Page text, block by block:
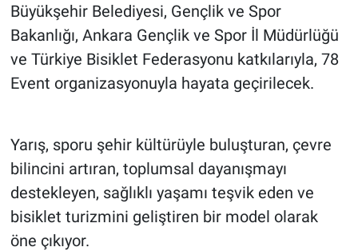
Büyükşehir Belediyesi, Gençlik ve Spor
Bakanlığı, Ankara Gençlik ve Spor İl Müdürlüğü
ve Türkiye Bisiklet Federasyonu katkılarıyla, 78
Event organizasyonuyla hayata geçirilecek.
Yarış, sporu şehir kültürüyle buluşturan, çevre
bilincini artıran, toplumsal dayanışmayı
destekleyen, sağlıklı yaşamı teşvik eden ve
bisiklet turizmini geliştiren bir model olarak
öne çıkıyor.